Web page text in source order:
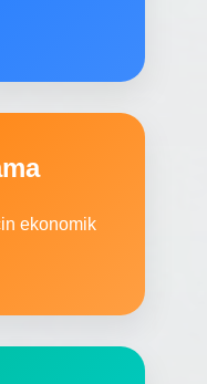
ekonomik